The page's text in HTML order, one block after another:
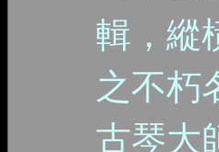
輯，縱
之不朽
古琴大